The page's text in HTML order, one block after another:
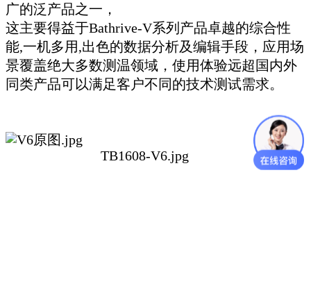
广的泛产品之一，
这主要得益于Bathrive-V系列产品卓越的综合性
能,一机多用,出色的数据分析及编辑手段，应用场
景覆盖绝大多数测温领域， 使用体验远超国内外
同类产品可以满足客户不同的技术测试需求。